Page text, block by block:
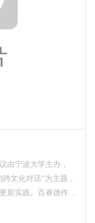
由宁波大学主办，
文化对话”为主题，
新实践。百睿德作为